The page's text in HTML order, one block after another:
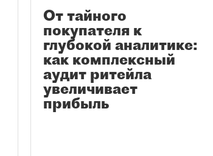
От тайного
покупателя к
глубокой аналитике:
как комплексный
аудит ритейла
увеличивает
прибыль